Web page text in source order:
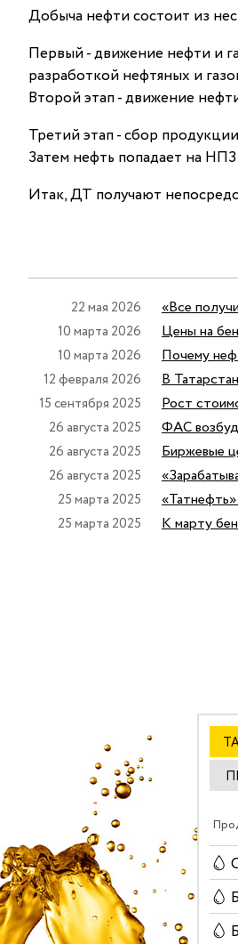
Добыча нефти состоит из
Первый - движение нефти и
разработкой нефтяных и
Второй этап - движение
Третий этап - сбор
Затем нефть попадает на
Итак, ДТ получают
22 мая 2026 «Все
10 марта 2026 Цены на
10 марта 2026 Почему
12 февраля 2026 В
15 сентября 2025 Рост
26 августа 2025 ФАС
26 августа 2025 Биржевые
26 августа 2025
25 марта 2025
25 марта 2025 К марту